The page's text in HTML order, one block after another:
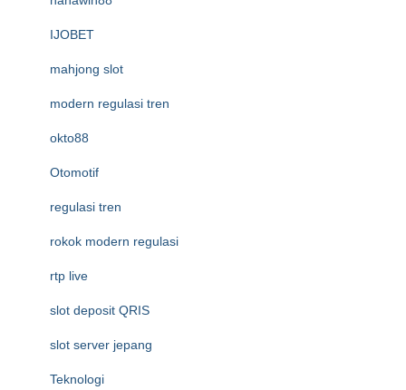
IJOBET
mahjong slot
modern regulasi tren
okto88
Otomotif
regulasi tren
rokok modern regulasi
rtp live
slot deposit QRIS
slot server jepang
Teknologi